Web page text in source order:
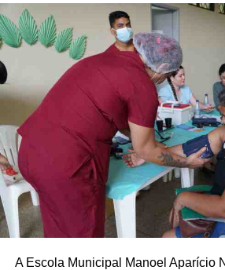
A Escola Municipal Manoel Aparício